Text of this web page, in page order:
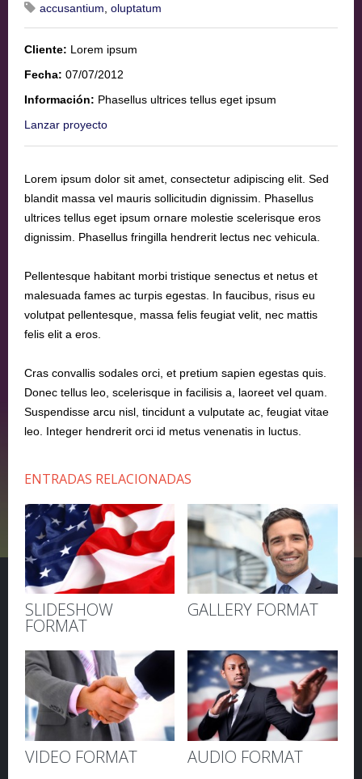
accusantium oluptatum
Cliente: Lorem ipsum
Fecha: 07/07/2012
Información: Phasellus ultrices tellus eget ipsum
Lanzar proyecto
Lorem ipsum dolor sit amet, consectetur adipiscing elit. Sed
blandit massa vel mauris sollicitudin dignissim. Phasellus
ultrices tellus eget ipsum ornare molestie scelerisque eros
dignissim. Phasellus fringilla hendrerit lectus nec vehicula.
Pellentesque habitant morbi tristique senectus et netus et
malesuada fames ac turpis egestas. In faucibus, risus eu
volutpat pellentesque, massa felis feugiat velit, nec mattis
felis elit a eros.
Cras convallis sodales orci, et pretium sapien egestas quis.
Donec tellus leo, scelerisque in facilisis a, laoreet vel quam.
Suspendisse arcu nisl, tincidunt a vulputate ac, feugiat vitae
leo. Integer hendrerit orci id metus venenatis in luctus.
ENTRADAS RELACIONADAS
SLIDESHOW
FORMAT
GALLERY FORMAT
VIDEO FORMAT AUDIO FORMAT